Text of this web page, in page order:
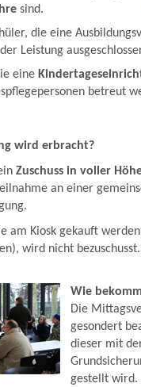
sind.
die eine
Leistung
eine
betreut
wird erbracht?
Zuschuss in voller
an einer
am Kiosk gekauft
wird nicht bezuschusst.
Wie
Die
gesondert
dieser mit
gestellt wird.